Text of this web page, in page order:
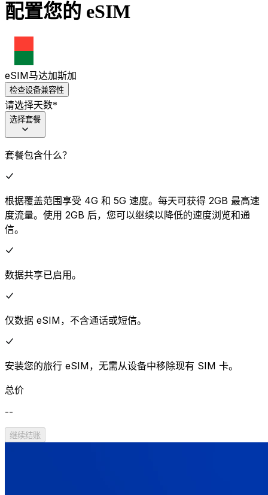
配置您的 eSIM
eSIM马达加斯加
检查设备兼容性
请选择天数*
选择套餐
套餐包含什么？
根据覆盖范围享受 4G 和 5G 速度。每天可获得 2GB 最高速
度流量。使用 2GB 后，您可以继续以降低的速度浏览和通
信。
数据共享已启用。
仅数据 eSIM，不含通话或短信。
安装您的旅行 eSIM，无需从设备中移除现有 SIM 卡。
总价
--
继续结账